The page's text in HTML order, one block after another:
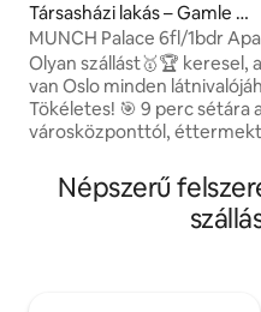
Társasházi lakás – Gamle Os
lo
MUNCH Palace 6fl/1bdr
erkélyterasz
Olyan szállást🥇🏆 keresel,
van Oslo minden
Tökéletes! 🎯 9 perc sétára
városközponttól,
fjordtól, 🌊hogy a
Osloból, a küszöbödön. Az
a Munch Múzeum🗿
Népszerű